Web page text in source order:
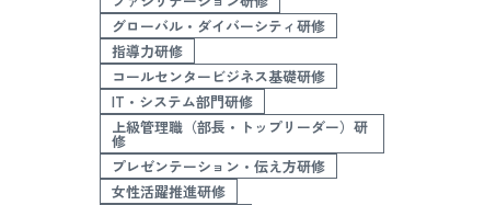
グローバル・ダイバーシティ研修
指導力研修
コールセンタービジネス基礎研修
IT・システム部門研修
上級管理職（部長・トップリーダー）研
修
プレゼンテーション・伝え方研修
女性活躍推進研修